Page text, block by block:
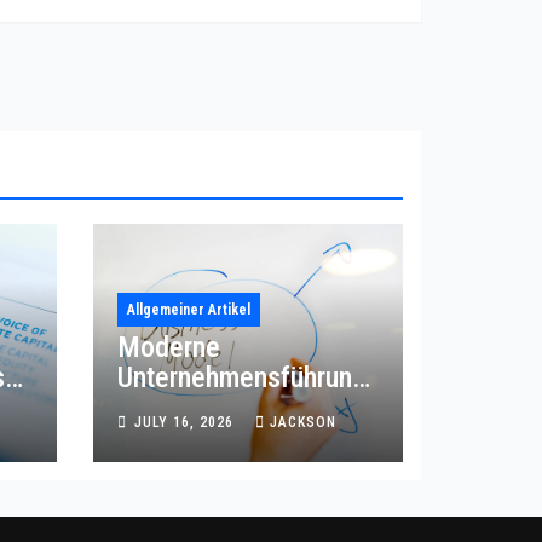
Allgemeiner Artikel
Moderne
Unternehmensführung
mit effizienter
Prozessordnung
JULY 16, 2026 JACKSON